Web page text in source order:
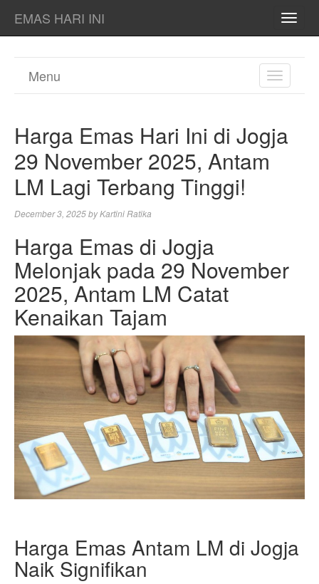
EMAS HARI INI
TOGGLE
Menu
Harga Emas Hari Ini di Jogja
29 November 2025, Antam
LM Lagi Terbang Tinggi!
December 3, 2025byKartini Ratika
Harga Emas di Jogja
Melonjak pada 29 November
2025, Antam LM Catat
Kenaikan Tajam
Harga Emas Antam LM di Jogja
Naik Signifikan